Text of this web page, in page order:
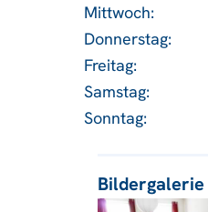
Mittwoch:
Donnerstag:
Freitag:
Samstag:
Sonntag:
Bildergalerie